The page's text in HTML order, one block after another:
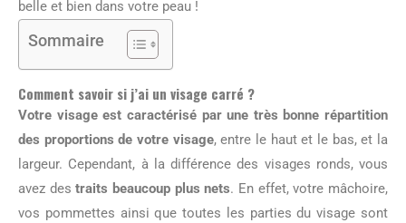
belle et bien dans votre peau !
Sommaire
Comment savoir si j’ai un visage carré ?
Votre visage est caractérisé par une très bonne répartition
des proportions de votre visage, entre le haut et le bas, et la
largeur. Cependant, à la différence des visages ronds, vous
avez destraits beaucoup plus nets. En effet, votre mâchoire,
vos pommettes ainsi que toutes les parties du visage sont